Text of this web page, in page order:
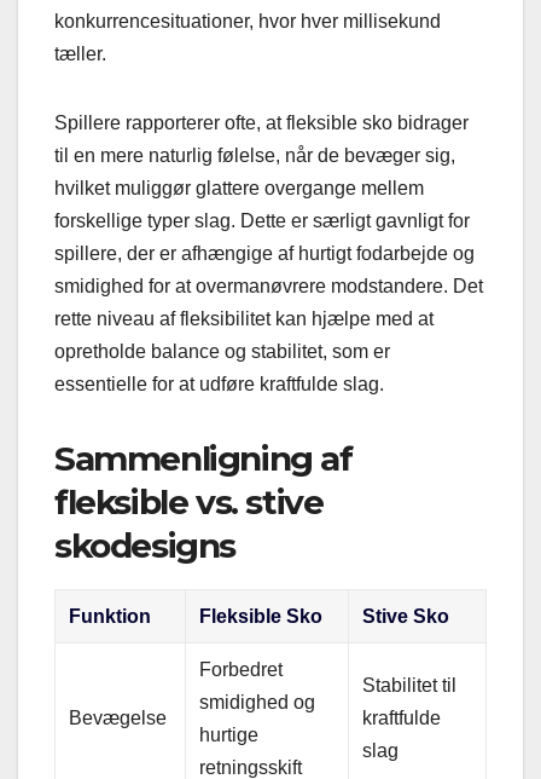
konkurrencesituationer, hvor hver millisekund
tæller.
Spillere rapporterer ofte, at fleksible sko bidrager
til en mere naturlig følelse, når de bevæger sig,
hvilket muliggør glattere overgange mellem
forskellige typer slag. Dette er særligt gavnligt for
spillere, der er afhængige af hurtigt fodarbejde og
smidighed for at overmanøvrere modstandere. Det
rette niveau af fleksibilitet kan hjælpe med at
opretholde balance og stabilitet, som er
essentielle for at udføre kraftfulde slag.
Sammenligning af
fleksible vs. stive
skodesigns
Funktion Fleksible Sko Stive Sko
Bevægelse
Forbedret
smidighed og
hurtige
retningsskift
Stabilitet til
kraftfulde
slag